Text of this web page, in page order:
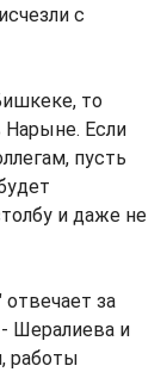
с
то
Если
пусть
и даже не
за
Шералиева и
работы